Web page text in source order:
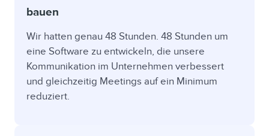
bauen
Wir hatten genau 48 Stunden. 48 Stunden um
eine Software zu entwickeln, die unsere
Kommunikation im Unternehmen verbessert
und gleichzeitig Meetings auf ein Minimum
reduziert.